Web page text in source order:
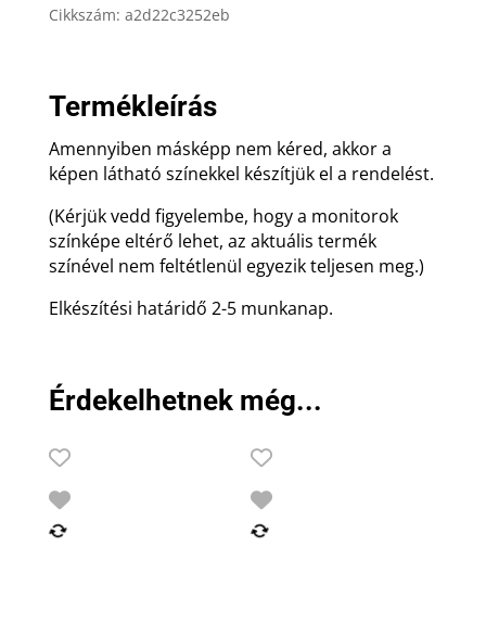
vászonkép
Cikkszám: a2d22c3252eb
Termékleírás
Amennyiben másképp nem kéred, akkor a
képen látható színekkel készítjük el a rendelést.
(Kérjük vedd figyelembe, hogy a monitorok
színképe eltérő lehet, az aktuális termék
színével nem feltétlenül egyezik teljesen meg.)
Elkészítési határidő 2-5 munkanap.
Érdekelhetnek még...